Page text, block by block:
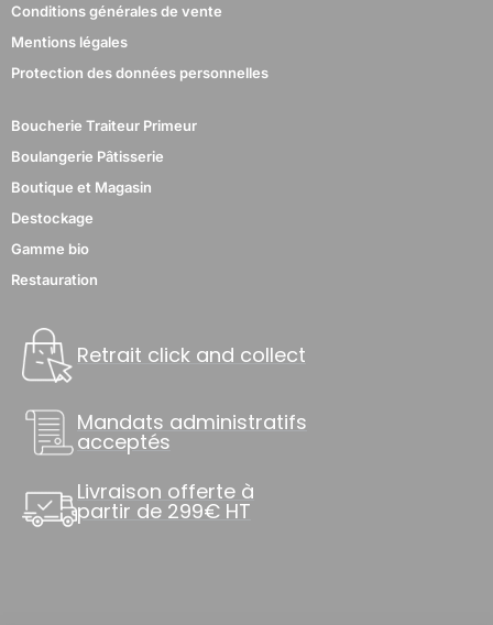
Conditions générales de vente
Mentions légales
Protection des données personnelles
Boucherie Traiteur Primeur
Boulangerie Pâtisserie
Boutique et Magasin
Destockage
Gamme bio
Restauration
Retrait click and collect
Mandats administratifs
acceptés
Livraison offerte à
partir de 299€ HT